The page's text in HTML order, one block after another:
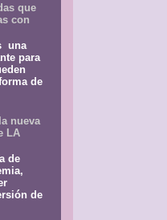
que
con
una
para
de
nueva
LA
de
de